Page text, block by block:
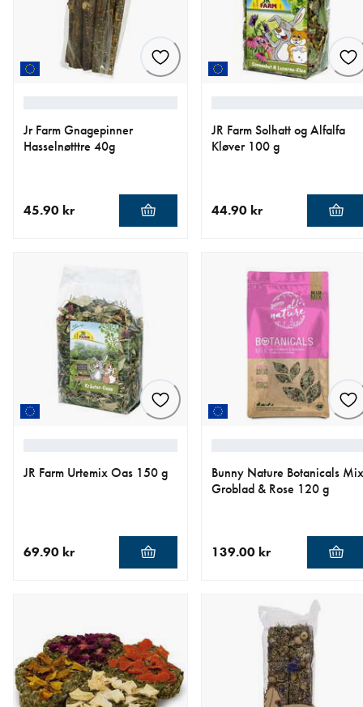
Jr Farm Gnagepinner
Hasselnøtttre 40g
45.90 kr
JR Farm Solhatt og Alfalfa
Kløver 100 g
44.90 kr
JR Farm Urtemix Oas 150 g
69.90 kr
Bunny Nature Botanicals Mix
Groblad & Rose 120 g
139.00 kr